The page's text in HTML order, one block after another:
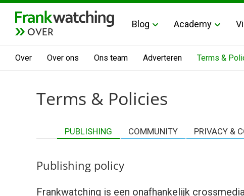
OVER
Blog Academy
Over Over ons Ons team Adverteren Terms &
Terms & Policies
PUBLISHING COMMUNITY PRIVACY &
Publishing policy
Frankwatching is een onafhankelijk